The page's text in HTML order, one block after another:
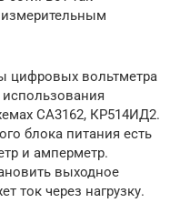
цифровых вольтметра
СА3162, КР514ИД2.
блока питания есть
и амперметр.
выходное
ток через нагрузку.